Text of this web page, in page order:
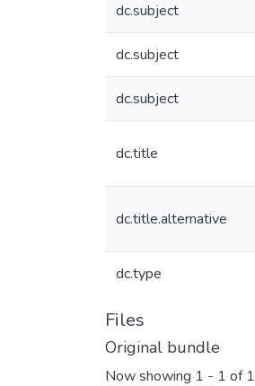
dc.subject
dc.subject
dc.subject
dc.title
dc.title.alternative
dc.type
Files
Original bundle
Now showing 1 - 1 of 1